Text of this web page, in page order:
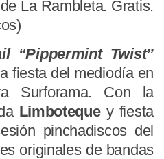
La Rambleta. Gratis.
“Pippermint Twist”
fiesta del mediodía en
Surforama. Con la
Limbotequey fiesta
pinchadiscos del
originales de bandas